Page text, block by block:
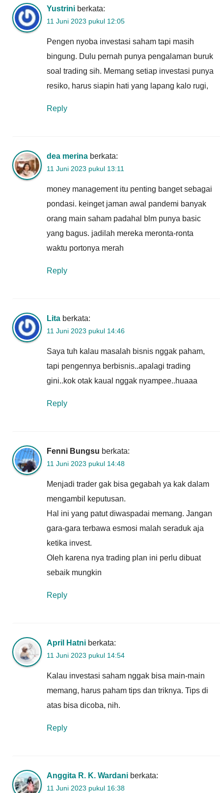
Yustrini berkata:
11 Juni 2023 pukul 12:05
Pengen nyoba investasi saham tapi masih
bingung. Dulu pernah punya pengalaman buruk
soal trading sih. Memang setiap investasi punya
resiko, harus siapin hati yang lapang kalo rugi,
Reply
dea merina berkata:
11 Juni 2023 pukul 13:11
money management itu penting banget sebagai
pondasi. keinget jaman awal pandemi banyak
orang main saham padahal blm punya basic
yang bagus. jadilah mereka meronta-ronta
waktu portonya merah
Reply
Lita berkata:
11 Juni 2023 pukul 14:46
Saya tuh kalau masalah bisnis nggak paham,
tapi pengennya berbisnis..apalagi trading
gini..kok otak kaual nggak nyampee..huaaa
Reply
Fenni Bungsu berkata:
11 Juni 2023 pukul 14:48
Menjadi trader gak bisa gegabah ya kak dalam
mengambil keputusan.
Hal ini yang patut diwaspadai memang. Jangan
gara-gara terbawa esmosi malah seraduk aja
ketika invest.
Oleh karena nya trading plan ini perlu dibuat
sebaik mungkin
Reply
April Hatni berkata:
11 Juni 2023 pukul 14:54
Kalau investasi saham nggak bisa main-main
memang, harus paham tips dan triknya. Tips di
atas bisa dicoba, nih.
Reply
Anggita R. K. Wardani berkata:
11 Juni 2023 pukul 16:38